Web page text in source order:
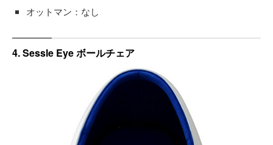
オットマン：なし
4. Sessle Eye ボールチェア